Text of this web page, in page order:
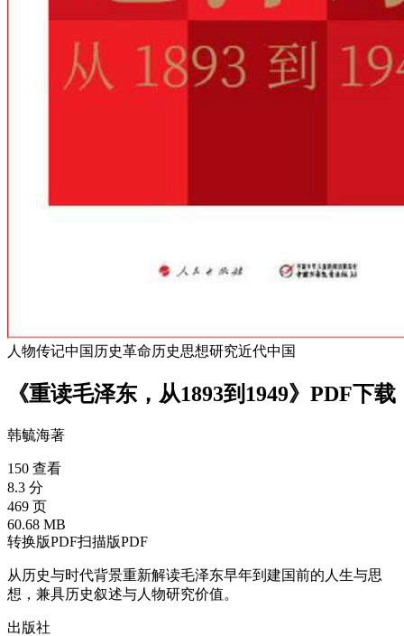
人物传记中国历史革命历史思想研究近代中国
《重读毛泽东，从1893到1949》PDF下载
韩毓海著
150 查看
8.3 分
469 页
60.68 MB
转换版PDF扫描版PDF
从历史与时代背景重新解读毛泽东早年到建国前的人生与思
想，兼具历史叙述与人物研究价值。
出版社